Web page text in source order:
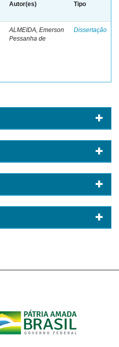
Autor(es) Tipo
ALMEIDA, Emerson
Pessanha de
Dissertação